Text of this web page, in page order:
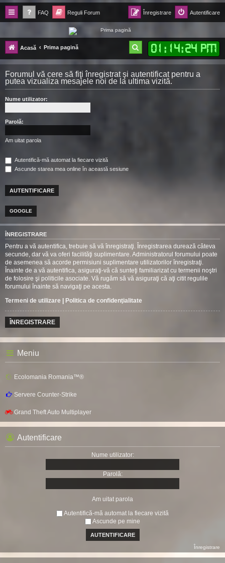
FAQ Reguli Forum Autentificare
Înregistrare
Forum Ecolomania™®
-= Idei pentru viitor =-
Acasă Prima pagină 01 : 14:24 PM
ă
u
Forumul vă cere să fiţi înregistrat şi autentificat pentru a
putea vizualiza mesajele noi de la ultima vizită.
Nume utilizator:
Parolă:
Am uitat parola
Autentifică-mă automat la fiecare vizită
Ascunde starea mea online în această sesiune
GOOGLE
ÎNREGISTRARE
Pentru a vă autentifica, trebuie să vă înregistraţi. Înregistrarea durează câteva
secunde, dar vă va oferi facilităţi suplimentare. Administratorul forumului poate
de asemenea să acorde permisiuni suplimentare utilizatorilor înregistraţi.
Înainte de a vă autentifica, asiguraţi-vă că sunteţi familiarizat cu termenii noştri
de folosire şi politicile asociate. Vă rugăm să vă asiguraţi că aţi citit regulile
forumului înainte să navigaţi pe acesta.
Termeni de utilizare | Politica de confidenţialitate
ÎNREGISTRARE
Meniu
Ecolomania Romania™®
Servere Counter-Strike
Grand Theft Auto Multiplayer
Autentificare
Nume utilizator:
Parolă:
Am uitat parola
Autentifică-mă automat la fiecare vizită
Ascunde pe mine
Înregistrare